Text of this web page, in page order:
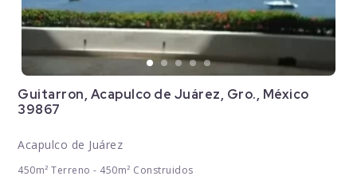
Guitarron, Acapulco de Juárez, Gro., México
39867
Acapulco de Juárez
450m² Terreno - 450m² Construidos